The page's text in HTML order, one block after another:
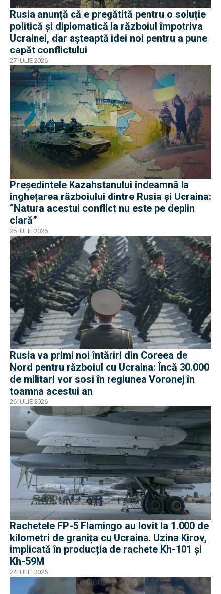
Rusia anunță că e pregătită pentru o soluție
politică și diplomatică la războiul împotriva
Ucrainei, dar așteaptă idei noi pentru a pune
capăt conflictului
27 IULIE 2026
Președintele Kazahstanului îndeamnă la
înghețarea războiului dintre Rusia și Ucraina:
“Natura acestui conflict nu este pe deplin
clară”
26 IULIE 2026
Rusia va primi noi întăriri din Coreea de
Nord pentru războiul cu Ucraina: Încă 30.000
de militari vor sosi în regiunea Voronej în
toamna acestui an
26 IULIE 2026
Rachetele FP-5 Flamingo au lovit la 1.000 de
kilometri de granița cu Ucraina. Uzina Kirov,
implicată în producția de rachete Kh-101 și
Kh-59M
24 IULIE 2026